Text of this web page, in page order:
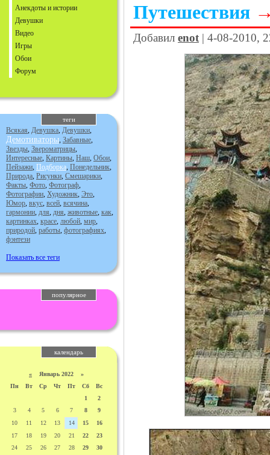
Анекдоты и истории
Девушки
Видео
Игры
Обои
Форум
теги
Всякая, Девушка, Девушки,
Демотиваторы, Забавные,
Звезды, Звероматрицы,
Интересные, Картины, Наш, Обои,
Пейзажи, Подборка, Понедельник,
Природа, Рисунки, Смешарики,
Факты, Фото, Фотограф,
Фотографии, Художник, Это,
Юмор, вкус, всей, всячина,
гармонии, для, дня, животные, как,
картинках, красе, любой, мир,
природой, работы, фотографиях,
фэнтези
Показать все теги
популярное
календарь
« Январь 2022 »
Пн
Вт Ср Чт Пт Сб
Вс
1
2
3
4 5 6 7 8
9
10
11 12 13 14 15
16
17
18 19 20 21 22
23
24
25 26 27 28 29
30
Путешествия
Добавил enot | 4-08-2010,